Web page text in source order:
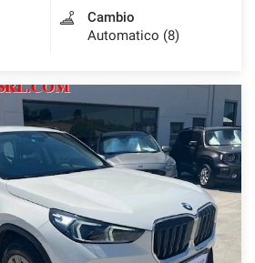
Cambio
Automatico (8)